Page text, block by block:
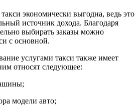
экономически выгодна, ведь это
источник дохода. Благодаря
выбирать заказы можно
с основной.
услугами такси также имеет
относят следующее:
модели авто;